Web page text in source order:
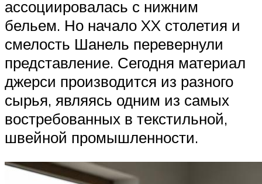
ассоциировалась с нижним
бельем. Но начало XX столетия и
смелость Шанель перевернули
представление. Сегодня материал
джерси производится из разного
сырья, являясь одним из самых
востребованных в текстильной,
швейной промышленности.